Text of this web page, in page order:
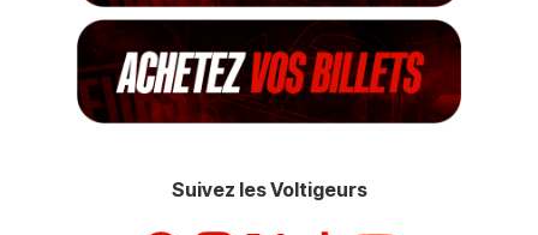
Suivez les Voltigeurs